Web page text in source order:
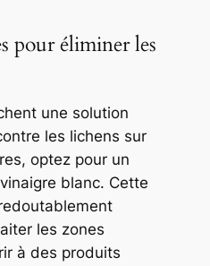
pour éliminer les
une solution
les lichens sur
optez pour un
blanc. Cette
les zones
à des produits